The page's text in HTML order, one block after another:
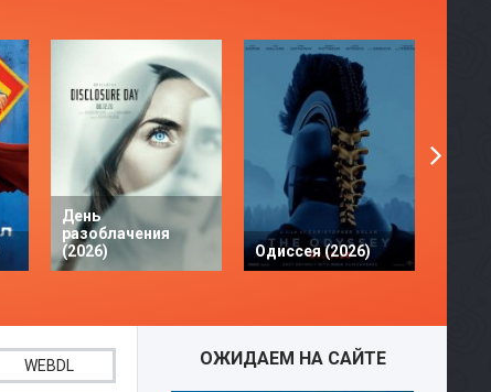
День
разоблачения
(2026)
Одиссея (2026)
WEBDL ОЖИДАЕМ НА САЙТЕ